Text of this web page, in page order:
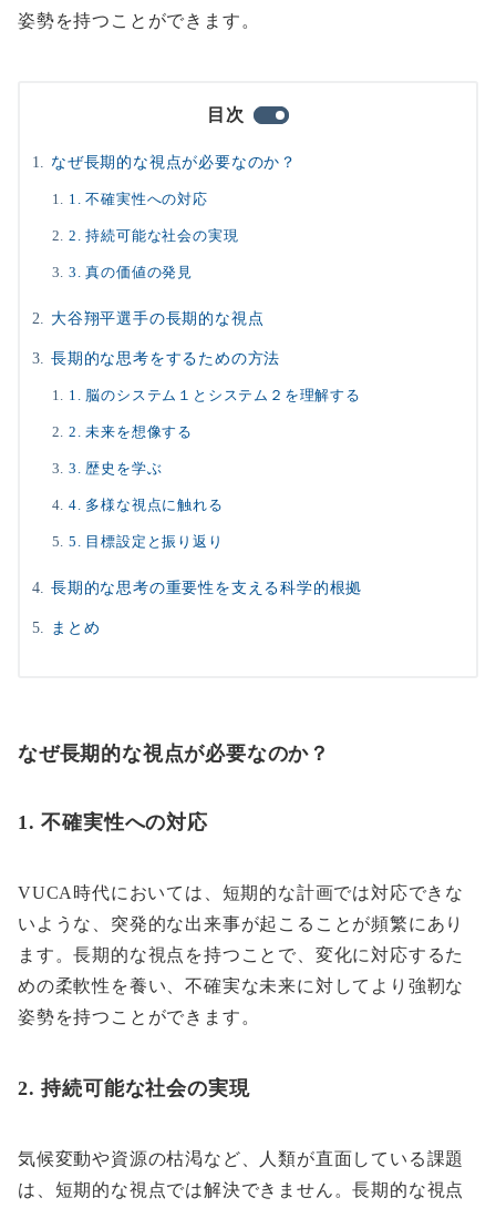
姿勢を持つことができます。
目次
なぜ長期的な視点が必要なのか？
1. 不確実性への対応
2. 持続可能な社会の実現
3. 真の価値の発見
大谷翔平選手の長期的な視点
長期的な思考をするための方法
1. 脳のシステム１とシステム２を理解する
2. 未来を想像する
3. 歴史を学ぶ
4. 多様な視点に触れる
5. 目標設定と振り返り
長期的な思考の重要性を支える科学的根拠
まとめ
なぜ長期的な視点が必要なのか？
1. 不確実性への対応
VUCA時代においては、短期的な計画では対応できな
いような、突発的な出来事が起こることが頻繁にあり
ます。長期的な視点を持つことで、変化に対応するた
めの柔軟性を養い、不確実な未来に対してより強靭な
姿勢を持つことができます。
2. 持続可能な社会の実現
気候変動や資源の枯渇など、人類が直面している課題
は、短期的な視点では解決できません。長期的な視点